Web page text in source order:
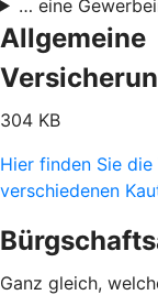
… eine
Allgemeine
304 KB
Hier finden Sie
verschiedenen
Ganz gleich,